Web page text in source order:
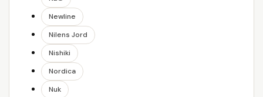
Newline
Nilens Jord
Nishiki
Nordica
Nuk